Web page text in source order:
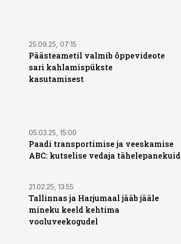
25.09.25, 07:15
Päästeametil valmib õppevideote
sari kahlamispükste
kasutamisest
05.03.25, 15:00
Paadi transportimise ja veeskamise
ABC: kutselise vedaja tähelepanekuid
21.02.25, 13:55
Tallinnas ja Harjumaal jääb jääle
mineku keeld kehtima
vooluveekogudel